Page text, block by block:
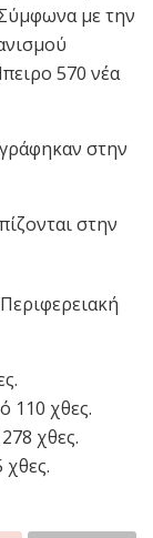
με την
570 νέα
στην
στην
110 χθες.
χθες.